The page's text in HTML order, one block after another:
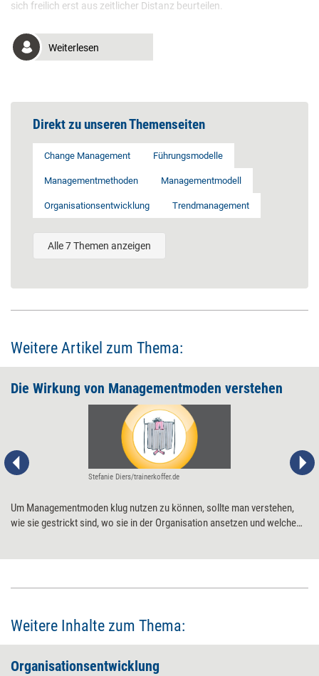
sich freilich erst aus zeitlicher Distanz beurteilen.
Weiterlesen
Direkt zu unseren Themenseiten
Change Management Führungsmodelle
Managementmethoden Managementmodell
Organisationsentwicklung Trendmanagement
Alle 7 Themen anzeigen
Weitere Artikel zum Thema:
Die Wirkung von Managementmoden verstehen
Stefanie Diers/trainerkoffer.de
Um Managementmoden klug nutzen zu können, sollte man verstehen,
wie sie gestrickt sind, wo sie in der Organisation ansetzen und welche
Weitere Inhalte zum Thema:
Organisationsentwicklung